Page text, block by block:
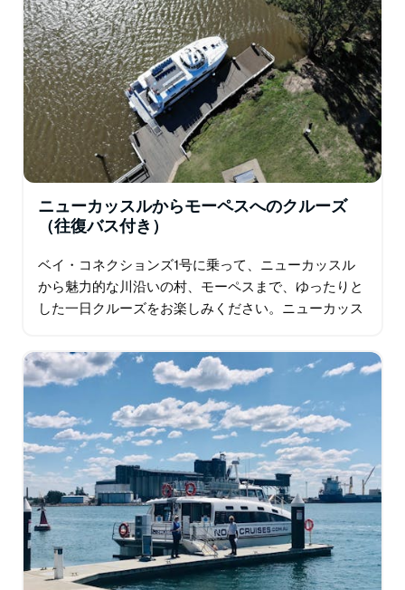
ニューカッスルからモーペスへのクルーズ
（往復バス付き）
ベイ・コネクションズ1号に乗って、ニューカッスル
から魅力的な川沿いの村、モーペスまで、ゆったりと
した一日クルーズをお楽しみください。ニューカッス
刻々と変化する景色を眺めながら、湿地帯や川岸…